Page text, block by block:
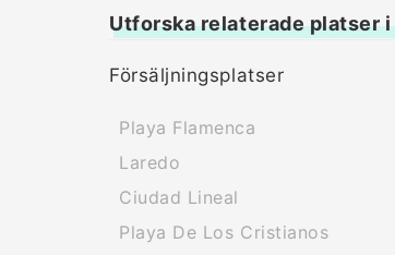
Utforska relaterade platser i
Försäljningsplatser
Playa Flamenca
Laredo
Ciudad Lineal
Playa De Los Cristianos